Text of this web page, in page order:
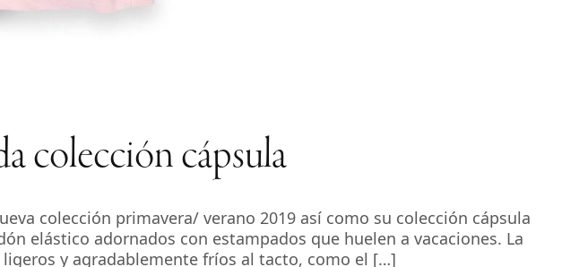
colección cápsula
colección primavera/ verano 2019 así como su colección cápsula
elástico adornados con estampados que huelen a vacaciones. La
y agradablemente fríos al tacto, como el […]